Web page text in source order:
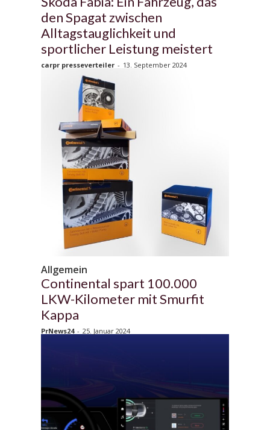
den Spagat zwischen
Alltagstauglichkeit und
sportlicher Leistung meistert
carpr presseverteiler - 13. September 2024
Allgemein
Continental spart 100.000
LKW-Kilometer mit Smurfit
Kappa
PrNews24 - 25. Januar 2024